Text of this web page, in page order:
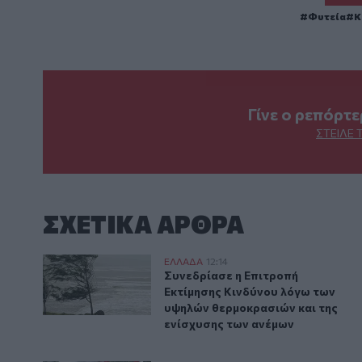
Φυτεία
Γίνε ο
ΣΤΕΊΛΕ
ΣΧΕΤΙΚA AΡΘΡΑ
Συνεδρίασε η Επιτροπή Εκτίμησης Κινδύνου λόγω
ΕΛΛAΔΑ 12:14
Συνεδρίασε η Επιτροπή
Συνεδρίασε η Επιτροπή
Εκτίμησης Κινδύνου λόγω των
υψηλών θερμοκρασιών και της
ενίσχυσης των ανέμων